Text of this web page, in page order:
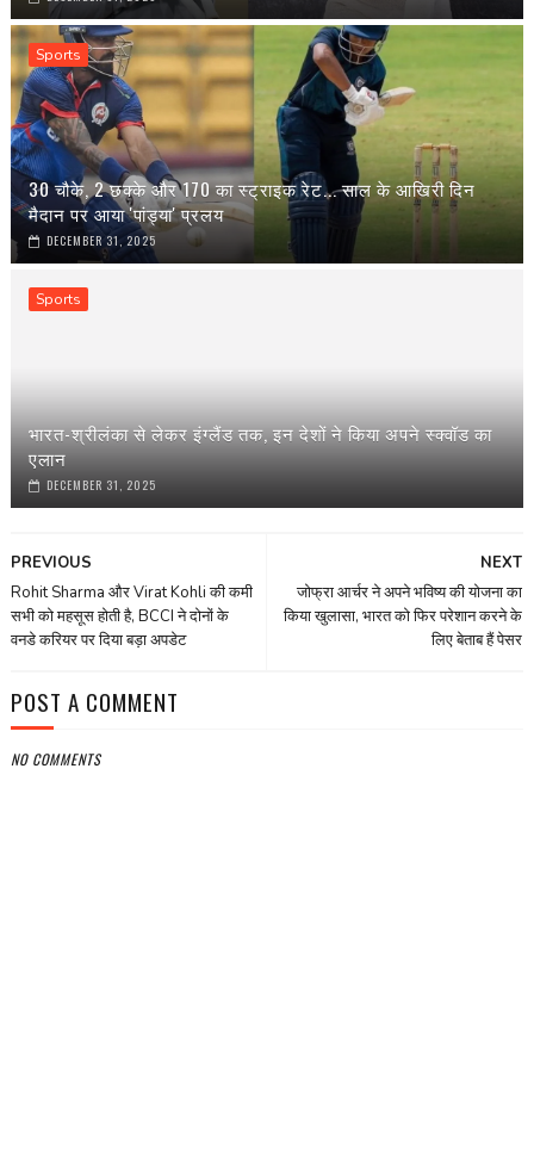
Sports
30 चौके, 2 छक्के और 170 का स्ट्राइक रेट... साल के आखिरी दिन
मैदान पर आया 'पांड्या' प्रलय
DECEMBER 31, 2025
Sports
भारत-श्रीलंका से लेकर इंग्‍लैंड तक, इन देशों ने किया अपने स्‍क्वॉड का
एलान
DECEMBER 31, 2025
NEXT
जोफ्रा आर्चर ने अपने भविष्‍य की योजना का
किया खुलासा, भारत को फिर परेशान करने के
लिए बेताब हैं पेसर
PREVIOUS
Rohit Sharma और Virat Kohli की कमी
सभी को महसूस होती है, BCCI ने दोनों के
वनडे करियर पर दिया बड़ा अपडेट
POST A COMMENT
NO COMMENTS